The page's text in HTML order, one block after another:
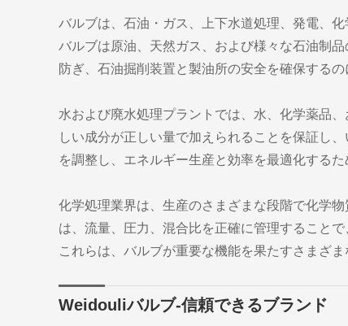
バルブは、石油・ガス、上下水道処理、発電、
バルブは原油、天然ガス、および様々な石油制
防ぎ、石油掘削装置と製油所の安全を確保するの
水および廃水処理プラントでは、水、化学薬品
しい成分が正しい量で加えられることを保証し
を調整し、エネルギー生産と効率を最適化する
化学処理業界は、生産のさまざまな段階で化学
は、流量、圧力、混合比を正確に管理すること
これらは、バルブが重要な機能を果たすさまざま
Weidouliバルブ-信頼できるブランド